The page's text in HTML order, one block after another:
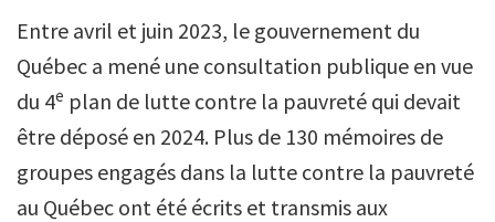
Entre avril et juin 2023, le gouvernement du
Québec a mené une consultation publique en vue
du 4e plan de lutte contre la pauvreté qui devait
être déposé en 2024. Plus de 130 mémoires de
groupes engagés dans la lutte contre la pauvreté
au Québec ont été écrits et transmis aux